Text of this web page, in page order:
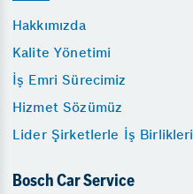
Hakkımızda
Kalite Yönetimi
İş Emri Sürecimiz
Hizmet Sözümüz
Lider Şirketlerle İş Birlikleri
Bosch Car Service